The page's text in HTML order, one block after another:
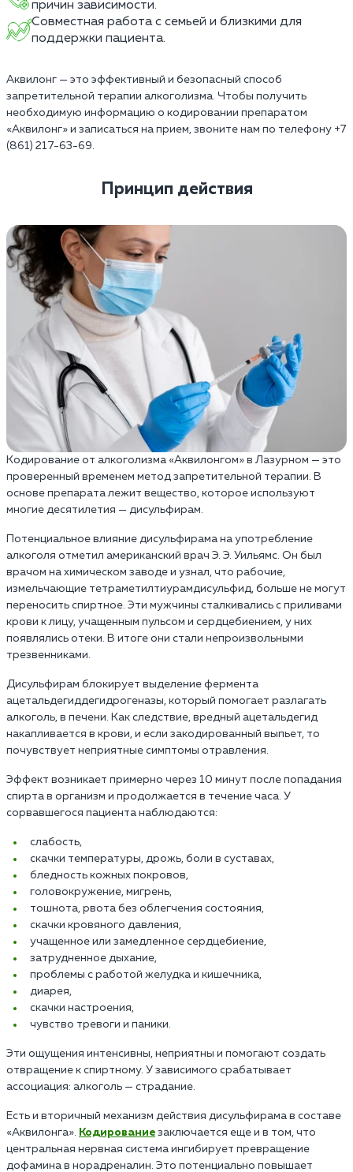
причин зависимости.
Совместная работа с семьей и близкими для
поддержки пациента.
Аквилонг — это эффективный и безопасный способ
запретительной терапии алкоголизма. Чтобы получить
необходимую информацию о кодировании препаратом
«Аквилонг» и записаться на прием, звоните нам по телефону +7
(861) 217-63-69.
Принцип действия
Кодирование от алкоголизма «Аквилонгом» в Лазурном — это
проверенный временем метод запретительной терапии. В
основе препарата лежит вещество, которое используют
многие десятилетия — дисульфирам.
Потенциальное влияние дисульфирама на употребление
алкоголя отметил американский врач Э. Э. Уильямс. Он был
врачом на химическом заводе и узнал, что рабочие,
измельчающие тетраметилтиурамдисульфид, больше не могут
переносить спиртное. Эти мужчины сталкивались с приливами
крови к лицу, учащенным пульсом и сердцебиением, у них
появлялись отеки. В итоге они стали непроизвольными
трезвенниками.
Дисульфирам блокирует выделение фермента
ацетальдегиддегидрогеназы, который помогает разлагать
алкоголь, в печени. Как следствие, вредный ацетальдегид
накапливается в крови, и если закодированный выпьет, то
почувствует неприятные симптомы отравления.
Эффект возникает примерно через 10 минут после попадания
спирта в организм и продолжается в течение часа. У
сорвавшегося пациента наблюдаются:
слабость,
скачки температуры, дрожь, боли в суставах,
бледность кожных покровов,
головокружение, мигрень,
тошнота, рвота без облегчения состояния,
скачки кровяного давления,
учащенное или замедленное сердцебиение,
затрудненное дыхание,
проблемы с работой желудка и кишечника,
диарея,
скачки настроения,
чувство тревоги и паники.
Эти ощущения интенсивны, неприятны и помогают создать
отвращение к спиртному. У зависимого срабатывает
ассоциация: алкоголь — страдание.
Есть и вторичный механизм действия дисульфирама в составе
«Аквилонга».
Кодирование заключается еще и в том, что
центральная нервная система ингибирует превращение
дофамина в норадреналин. Это потенциально повышает